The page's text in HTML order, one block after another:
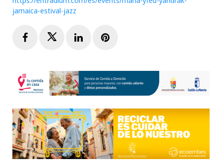
jamaica-estival-jazz
FacebookTwitterLinkedInPinterest